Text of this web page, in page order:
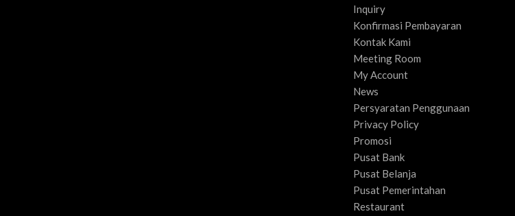
Inquiry
Konfirmasi Pembayaran
Kontak Kami
Meeting Room
My Account
News
Persyaratan Penggunaan
Privacy Policy
Promosi
Pusat Bank
Pusat Belanja
Pusat Pemerintahan
Restaurant